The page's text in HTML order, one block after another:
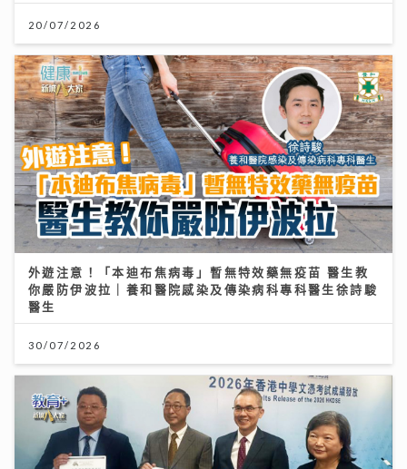
20/07/2026
外遊注意！「本迪布焦病毒」暫無特效藥無疫苗 醫生教
你嚴防伊波拉｜養和醫院感染及傳染病科專科醫生徐詩駿
醫生
30/07/2026